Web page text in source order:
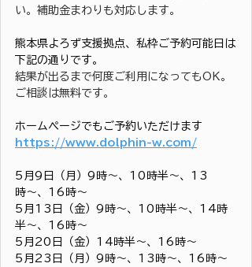
い。補助金まわりも対応します。
熊本県よろず支援拠点、私枠ご予約可能日は
下記の通りです。
結果が出るまで何度ご利用になってもOK。
ご相談は無料です。
ホームページでもご予約いただけます
https://www.dolphin-w.com/
5月9日（月）9時〜、10時半〜、13
時〜、16時〜
5月13日（金）9時〜、10時半〜、14時
半〜、16時〜
5月20日（金）14時半〜、16時〜
5月23日（月）9時〜、13時〜、16時〜